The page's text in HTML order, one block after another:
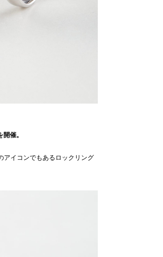
開催。
アイコンでもあるロックリング